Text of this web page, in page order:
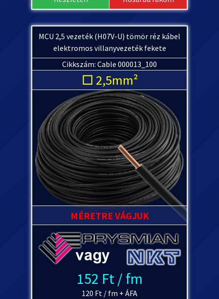
MCU 2,5 vezeték (H07V-U) tömör réz kábel
elektromos villanyvezeték fekete
Cikkszám: Cable 000013_100
□ 2,5mm²
MÉRETRE VÁGJUK
152 Ft / fm
120 Ft / fm + ÁFA